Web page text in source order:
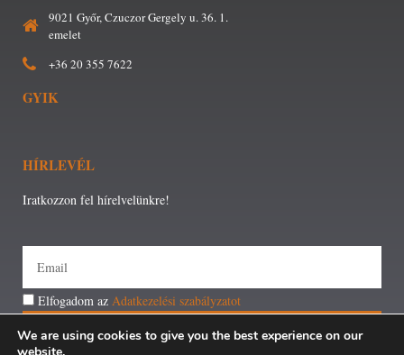
9021 Győr, Czuczor Gergely u. 36. 1.
emelet
+36 20 355 7622
GYIK
HÍRLEVÉL
Iratkozzon fel hírelvelünkre!
Elfogadom az Adatkezelési szabályzatot
FELIRATKOZÁS
We are using cookies to give you the best experience on our